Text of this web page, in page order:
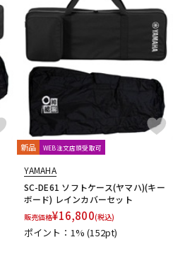
新品 WEB注文店頭受取可
YAMAHA
SC-DE61 ソフトケース(ヤマハ)(キー
ボード) レインカバーセット
販売価格¥16,800(税込)
ポイント：1%(152pt)